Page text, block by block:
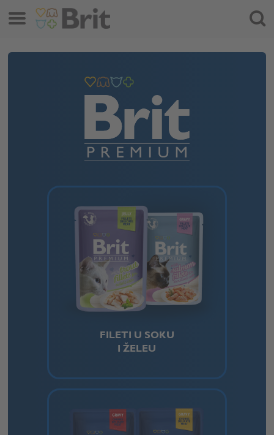
FILETI U SOKU
I ŽELEU
Traži
Izbornik